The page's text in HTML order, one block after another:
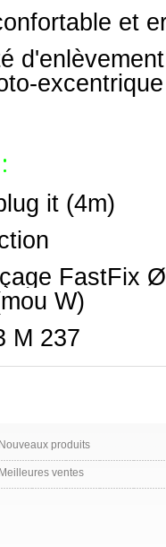
et
it (4m)
FastFix
W)
M 237
Nouveaux produits
Meilleures ventes